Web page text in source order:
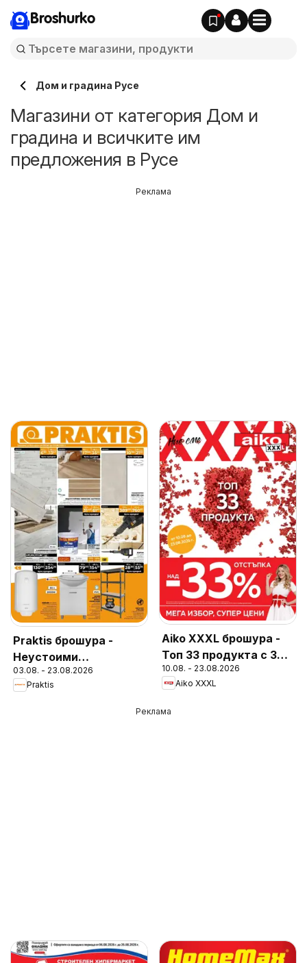
Broshurko
Дом и градина Русе
Магазини от категория Дом и
градина и всичките им
предложения в Русе
Praktis брошура -
Неустоими
предложения
03.08. - 23.08.2026
Praktis
Aiko XXXL брошура -
Топ 33 продукта с 33%
отстъпка
10.08. - 23.08.2026
Aiko XXXL
Реклама
Реклама